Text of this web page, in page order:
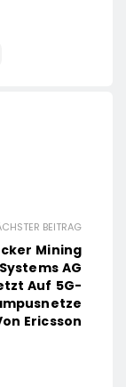
BEITRAG
Mining
Systems AG
Auf 5G-
Ericsson